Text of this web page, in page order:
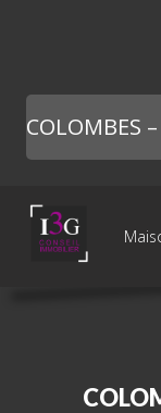
COLOMBES